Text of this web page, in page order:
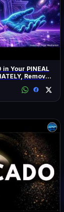
in Your PINEAL
Remove